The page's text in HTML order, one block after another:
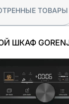
ТОВАРЫ